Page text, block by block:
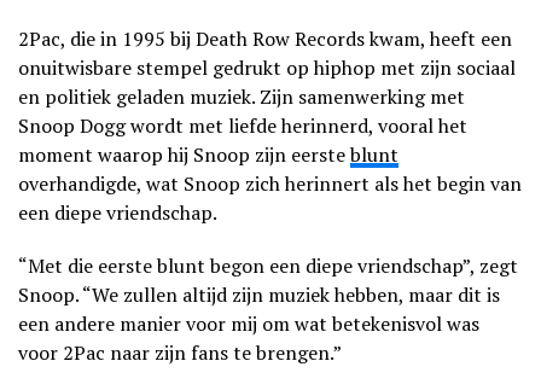
2Pac, die in 1995 bij Death Row Records kwam, heeft een
onuitwisbare stempel gedrukt op hiphop met zijn sociaal
en politiek geladen muziek. Zijn samenwerking met
Snoop Dogg wordt met liefde herinnerd, vooral het
moment waarop hij Snoop zijn eersteblunt
overhandigde, wat Snoop zich herinnert als het begin van
een diepe vriendschap.
“Met die eerste blunt begon een diepe vriendschap”, zegt
Snoop. “We zullen altijd zijn muziek hebben, maar dit is
een andere manier voor mij om wat betekenisvol was
voor 2Pac naar zijn fans te brengen.”